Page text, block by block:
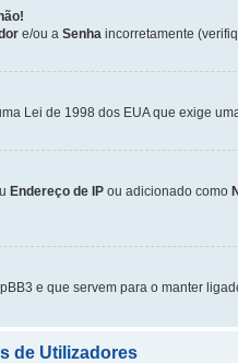
e/ou a Senha incorretamente
Lei de 1998 dos EUA que exige
Endereço de IP ou adicionado como
e que servem para o manter
de Utilizadores